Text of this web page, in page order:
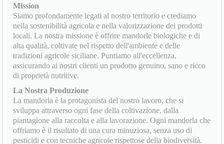
Mission
Siamo profondamente legati al nostro territorio e crediamo
nella sostenibilità agricola e nella valorizzazione dei prodotti
locali. La nostra missione è offrire mandorle biologiche e di
alta qualità, coltivate nel rispetto dell'ambiente e delle
tradizioni agricole siciliane. Puntiamo all'eccellenza,
assicurando ai nostri clienti un prodotto genuino, sano e ricco
di proprietà nutritive.
La Nostra Produzione
La mandorla è la protagonista del nostro lavoro, che si
sviluppa attraverso ogni fase della coltivazione, dalla
piantagione alla raccolta e alla lavorazione. Ogni mandorla che
offriamo è il risultato di una cura minuziosa, senza uso di
pesticidi e con tecniche agricole rispettose della biodiversità.